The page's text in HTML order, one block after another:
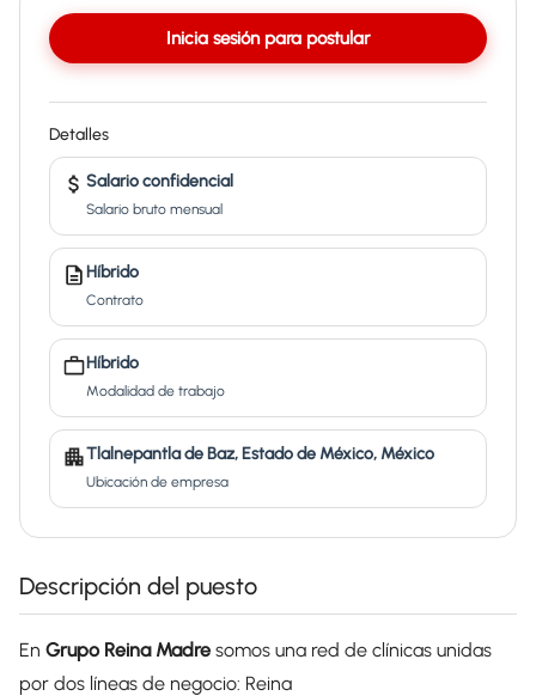
Inicia sesión para postular
Detalles
Salario confidencial
Salario bruto mensual
Híbrido
Contrato
Híbrido
Modalidad de trabajo
Tlalnepantla de Baz, Estado de México, México
Ubicación de empresa
Descripción del puesto
En Grupo Reina Madre somos una red de clínicas unidas
por dos líneas de negocio: Reina